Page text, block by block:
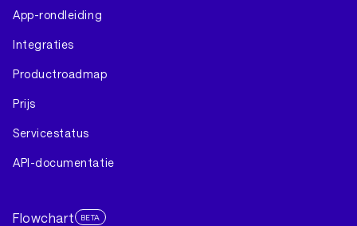
App-rondleiding
Integraties
Productroadmap
Prijs
Servicestatus
API-documentatie
Flowchart BETA